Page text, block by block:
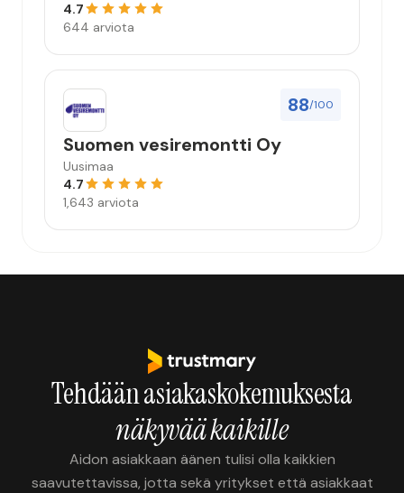
4.7
644 arviota
88/100
Suomen vesiremontti Oy
Uusimaa
4.7
1,643 arviota
Tehdään asiakaskokemuksesta
näkyvää kaikille
Aidon asiakkaan äänen tulisi olla kaikkien
saavutettavissa, jotta sekä yritykset että asiakkaat